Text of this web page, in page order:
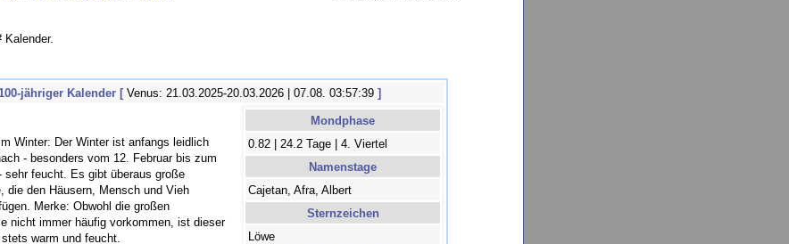
Kalender.
jähriger Kalender [Venus: 21.03.2025-20.03.2026 | 07.08. 03:57:39 ]
Winter: Der Winter ist anfangs leidlich
- besonders vom 12. Februar bis zum
sehr feucht. Es gibt überaus große
die den Häusern, Mensch und Vieh
Merke: Obwohl die großen
nicht immer häufig vorkommen, ist dieser
warm und feucht.
Mondphase
0.82 | 24.2 Tage | 4. Viertel
Namenstage
Cajetan, Afra, Albert
Sternzeichen
Löwe